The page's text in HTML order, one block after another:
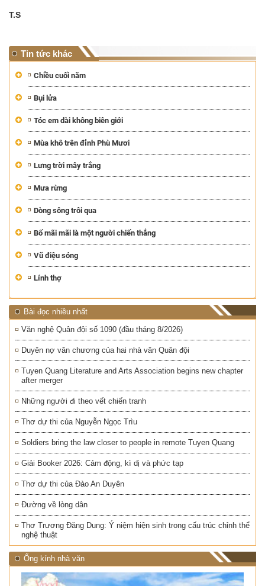
T.S
Tin tức khác
Chiều cuối năm
Bụi lửa
Tóc em dài không biên giới
Mùa khô trên đỉnh Phù Mươi
Lưng trời mây trắng
Mưa rừng
Dòng sông trôi qua
Bố mãi mãi là một người chiến thắng
Vũ điệu sóng
Lính thợ
Bài đọc nhiều nhất
Văn nghệ Quân đội số 1090 (đầu tháng 8/2026)
Duyên nợ văn chương của hai nhà văn Quân đội
Tuyen Quang Literature and Arts Association begins new chapter
after merger
Những người đi theo vết chiến tranh
Thơ dự thi của Nguyễn Ngọc Trìu
Soldiers bring the law closer to people in remote Tuyen Quang
Giải Booker 2026: Cảm động, kì dị và phức tạp
Thơ dự thi của Đào An Duyên
Đường về lòng dân
Thơ Trương Đăng Dung: Ý niệm hiện sinh trong cấu trúc chỉnh thể
nghệ thuật
Ống kính nhà văn